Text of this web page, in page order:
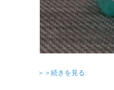
＞＞続きを見る